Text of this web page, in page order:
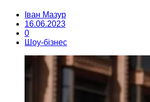
Іван Мазур
16.06.2023
0
Шоу-бізнес